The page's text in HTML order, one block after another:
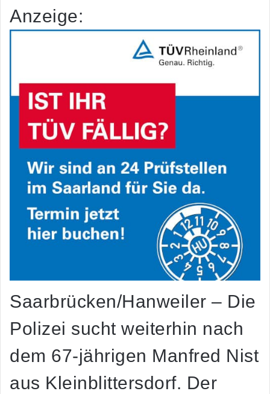
Anzeige:
Saarbrücken/Hanweiler – Die
Polizei sucht weiterhin nach
dem 67-jährigen Manfred Nist
aus Kleinblittersdorf. Der